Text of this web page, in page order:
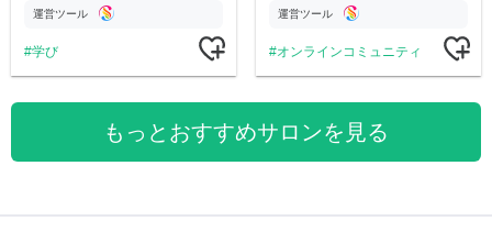
す運営ツール
学び
公開。
運営ツール
オンラインコミュニティ
もっとおすすめサロンを見る